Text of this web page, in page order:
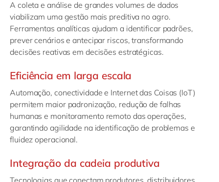
A coleta e análise de grandes volumes de dados
viabilizam uma gestão mais preditiva no agro.
Ferramentas analíticas ajudam a identificar padrões,
prever cenários e antecipar riscos, transformando
decisões reativas em decisões estratégicas.
Eficiência em larga escala
Automação, conectividade e Internet das Coisas (IoT)
permitem maior padronização, redução de falhas
humanas e monitoramento remoto das operações,
garantindo agilidade na identificação de problemas e
fluidez operacional.
Integração da cadeia produtiva
Tecnologias que conectam produtores, distribuidores,